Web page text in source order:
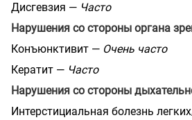
Дисгевзия — Часто
Нарушения со стороны органа
Конъюнктивит — Очень часто
Кератит — Часто
Нарушения со стороны
Интерстициальная болезнь